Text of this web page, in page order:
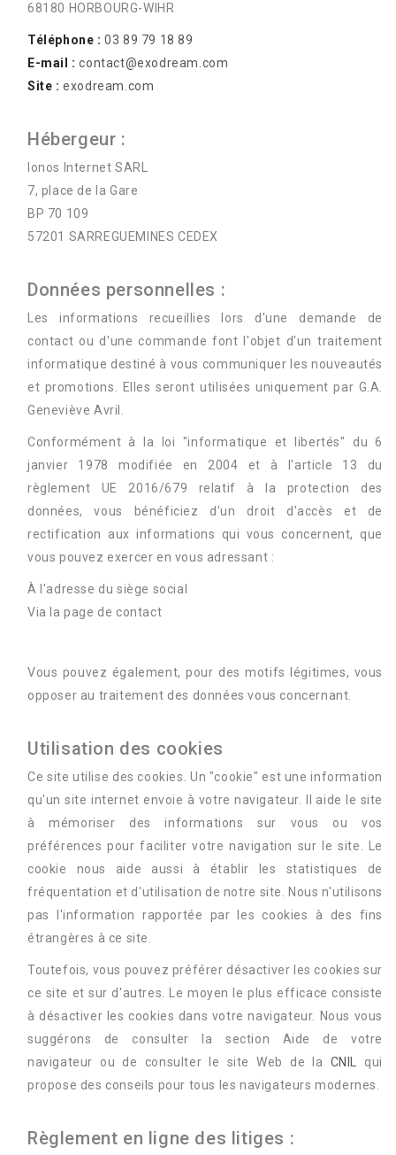
68180 HORBOURG-WIHR
Téléphone : 03 89 79 18 89
E-mail : contact@exodream.com
Site : exodream.com
Hébergeur :
Ionos Internet SARL
7, place de la Gare
BP 70 109
57201 SARREGUEMINES CEDEX
Données personnelles :
Les informations recueillies lors d'une demande de
contact ou d'une commande font l'objet d'un traitement
informatique destiné à vous communiquer les nouveautés
et promotions. Elles seront utilisées uniquement par G.A.
Geneviève Avril.
Conformément à la loi "informatique et libertés" du 6
janvier 1978 modifiée en 2004 et à l'article 13 du
règlement UE 2016/679 relatif à la protection des
données, vous bénéficiez d'un droit d'accès et de
rectification aux informations qui vous concernent, que
vous pouvez exercer en vous adressant :
À l'adresse du siège social
Via la page de contact
Vous pouvez également, pour des motifs légitimes, vous
opposer au traitement des données vous concernant.
Utilisation des cookies
Ce site utilise des cookies. Un "cookie" est une information
qu'un site internet envoie à votre navigateur. Il aide le site
à mémoriser des informations sur vous ou vos
préférences pour faciliter votre navigation sur le site. Le
cookie nous aide aussi à établir les statistiques de
fréquentation et d'utilisation de notre site. Nous n'utilisons
pas l'information rapportée par les cookies à des fins
étrangères à ce site.
Toutefois, vous pouvez préférer désactiver les cookies sur
ce site et sur d'autres. Le moyen le plus efficace consiste
à désactiver les cookies dans votre navigateur. Nous vous
suggérons de consulter la section Aide de votre
navigateur ou de consulter le site Web de la CNIL
qui
propose des conseils pour tous les navigateurs modernes.
Règlement en ligne des litiges :